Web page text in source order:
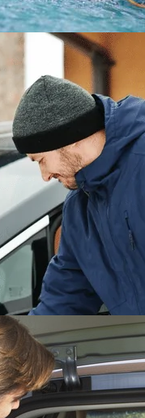
belangrijke
voorbereiden op